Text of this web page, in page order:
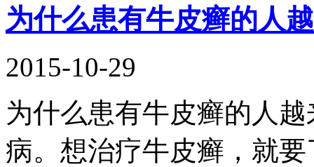
为什么患有牛皮癣的人
2015-10-29
为什么患有牛皮癣的人
病。想治疗牛皮癣，就